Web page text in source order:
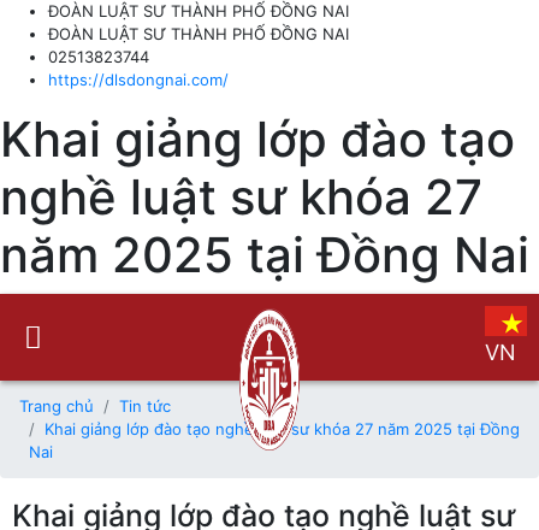
ĐOÀN LUẬT SƯ THÀNH PHỐ ĐỒNG NAI
ĐOÀN LUẬT SƯ THÀNH PHỐ ĐỒNG NAI
02513823744
https://dlsdongnai.com/
Khai giảng lớp đào tạo
nghề luật sư khóa 27
năm 2025 tại Đồng Nai
VN
Trang chủ
Tin tức
Khai giảng lớp đào tạo nghề luật sư khóa 27 năm 2025 tại Đồng
Nai
Khai giảng lớp đào tạo nghề luật sư